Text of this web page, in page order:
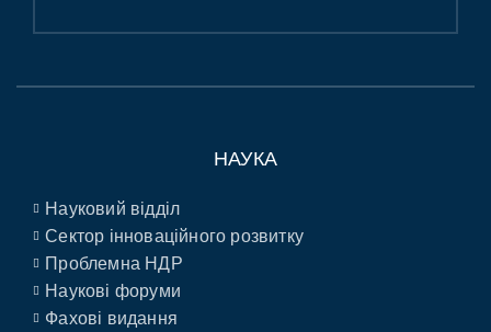
НАУКА
Науковий відділ
Сектор інноваційного розвитку
Проблемна НДР
Наукові форуми
Фахові видання